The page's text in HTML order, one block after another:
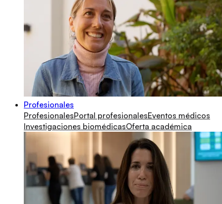
Profesionales
ProfesionalesPortal profesionalesEventos médicos
Investigaciones biomédicasOferta académica